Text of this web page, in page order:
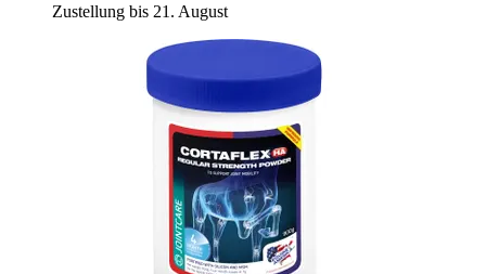
Zustellung bis 21. August